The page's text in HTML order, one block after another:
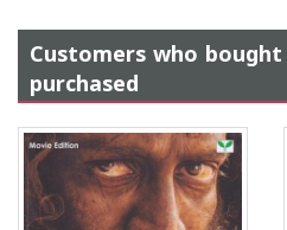
Customers who
purchased